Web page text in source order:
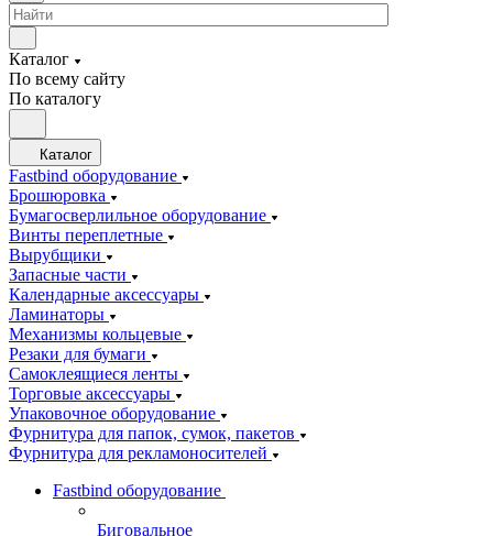
Каталог
По всему сайту
По каталогу
Каталог
Fastbind оборудование
Брошюровка
Бумагосверлильное оборудование
Винты переплетные
Вырубщики
Запасные части
Календарные аксессуары
Ламинаторы
Механизмы кольцевые
Резаки для бумаги
Самоклеящиеся ленты
Торговые аксессуары
Упаковочное оборудование
Фурнитура для папок, сумок, пакетов
Фурнитура для рекламоносителей
Fastbind оборудование
Биговальное